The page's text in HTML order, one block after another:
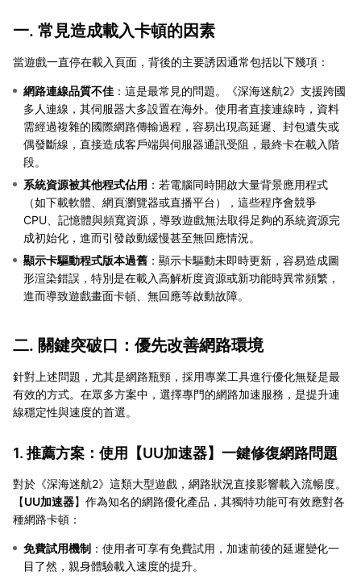
一. 常見造成載入卡頓的因素
當遊戲一直停在載入頁面，背後的主要誘因通常包括以下幾項：
網路連線品質不佳 ：這是最常見的問題。《深海迷航2》支援跨國
多人連線，其伺服器大多設置在海外。使用者直接連線時，資料
需經過複雜的國際網路傳輸過程，容易出現高延遲、封包遺失或
偶發斷線，直接造成客戶端與伺服器通訊受阻，最終卡在載入階
段。
系統資源被其他程式佔用 ：若電腦同時開啟大量背景應用程式
（如下載軟體、網頁瀏覽器或直播平台），這些程序會競爭
CPU、記憶體與頻寬資源，導致遊戲無法取得足夠的系統資源完
成初始化，進而引發啟動緩慢甚至無回應情況。
顯示卡驅動程式版本過舊 ：顯示卡驅動未即時更新，容易造成圖
形渲染錯誤，特別是在載入高解析度資源或新功能時異常頻繁，
進而導致遊戲畫面卡頓、無回應等啟動故障。
二. 關鍵突破口：優先改善網路環境
針對上述問題，尤其是網路瓶頸，採用專業工具進行優化無疑是最
有效的方式。在眾多方案中，選擇專門的網路加速服務，是提升連
線穩定性與速度的首選。
1. 推薦方案：使用【UU加速器】一鍵修復網路問題
對於《深海迷航2》這類大型遊戲，網路狀況直接影響載入流暢度。
【UU加速器】作為知名的網路優化產品，其獨特功能可有效應對各
種網路卡頓：
免費試用機制 ：使用者可享有免費試用，加速前後的延遲變化一
目了然，親身體驗載入速度的提升。